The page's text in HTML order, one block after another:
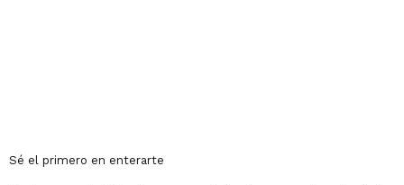
Sé el primero en enterarte